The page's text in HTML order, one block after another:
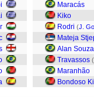
Maracás
Kiko
Rodri (J.
Mateja
Alan Souza
Travassos
Maranhão
Bondoso